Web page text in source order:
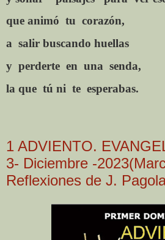
que animó tu corazón,
a salir buscando huellas
y perderte en una senda,
la que tú ni te esperabas.
1 ADVIENTO.
3- Diciembre -
Reflexiones de J.